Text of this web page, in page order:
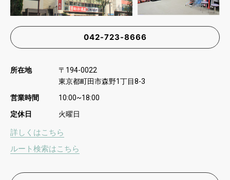
042-723-8666
所在地 〒 194-0022
東京都町田市森野1丁目8-3
営業時間 10:00~18:00
定休日 火曜日
詳しくはこちら
ルート検索はこちら